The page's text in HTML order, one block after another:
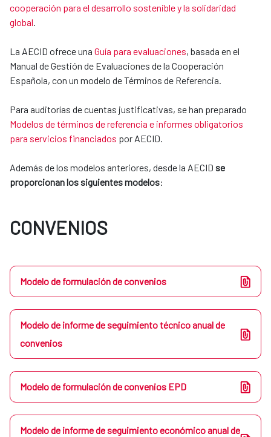
cooperación para el desarrollo sostenible y la solidaridad
global.
La AECID ofrece una Guía para evaluaciones, basada en el
Manual de Gestión de Evaluaciones de la Cooperación
Española, con un modelo de Términos de Referencia.
Para auditorías de cuentas justificativas, se han preparado
Modelos de términos de referencia e informes obligatorios
para servicios financiados por AECID.
Además de los modelos anteriores, desde la AECID se
proporcionan los siguientes modelos:
CONVENIOS
Modelo de formulación de convenios
Modelo de informe de seguimiento técnico anual de
convenios
Modelo de formulación de convenios EPD
Modelo de informe de seguimiento económico anual de